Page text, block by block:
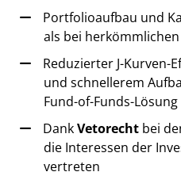
Portfolioaufbau und
als bei
Reduzierter J-Kurven-
und schnellerem
Fund-of-Funds-Lösung
DankVetorecht bei
die Interessen der
vertreten